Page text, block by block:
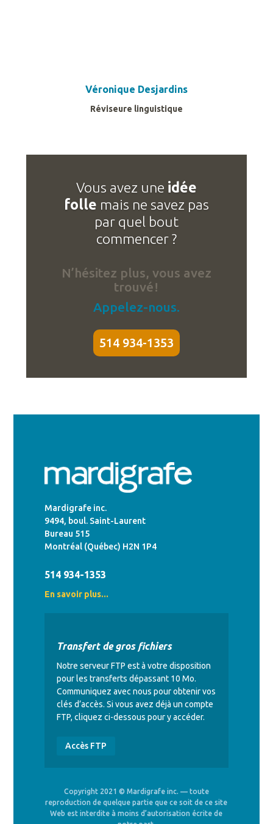
Véronique Desjardins
Réviseure linguistique
Vous avez une idée
folle mais ne savez pas
par quel bout
commencer ?
N’hésitez plus, vous avez
trouvé !
Appelez-nous.
514 934-1353
Mardigrafe inc.
9494, boul. Saint-Laurent
Bureau 515
Montréal (Québec) H2N 1P4
514 934-1353
En savoir plus...
Transfert de gros fichiers
Notre serveur FTP est à votre disposition
pour les transferts dépassant 10 Mo.
Communiquez avec nous pour obtenir vos
clés d’accès. Si vous avez déjà un compte
FTP, cliquez ci-dessous pour y accéder.
Accès FTP
Copyright 2021 © Mardigrafe inc. — toute
reproduction de quelque partie que ce soit de ce site
Web est interdite à moins d’autorisation écrite de